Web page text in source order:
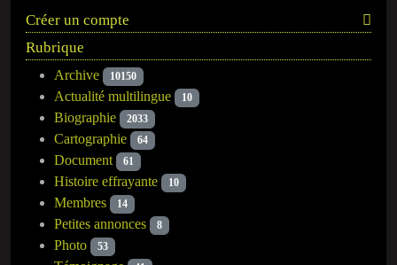
Créer un compte
Rubrique
Archive 10150
Actualité multilingue 10
Biographie 2033
Cartographie 64
Document 61
Histoire effrayante 10
Membres 14
Petites annonces 8
Photo 53